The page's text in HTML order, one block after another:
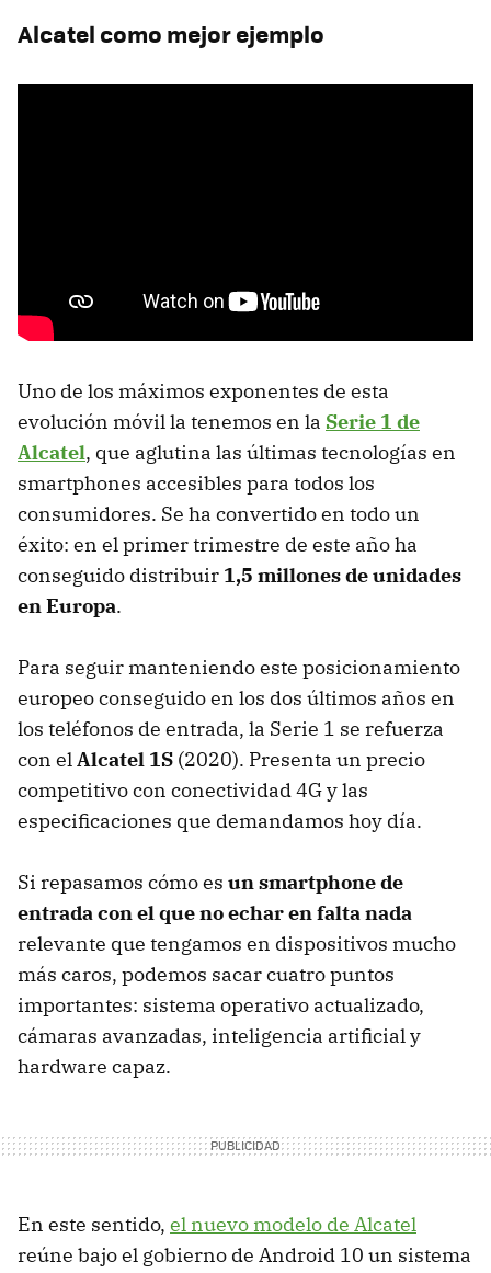
Alcatel como mejor ejemplo
Uno de los máximos exponentes de esta
evolución móvil la tenemos en la Serie 1 de
Alcatel, que aglutina las últimas tecnologías en
smartphones accesibles para todos los
consumidores. Se ha convertido en todo un
éxito: en el primer trimestre de este año ha
conseguido distribuir 1,5 millones de unidades
en Europa.
Para seguir manteniendo este posicionamiento
europeo conseguido en los dos últimos años en
los teléfonos de entrada, la Serie 1 se refuerza
con elAlcatel 1S (2020). Presenta un precio
competitivo con conectividad 4G y las
especificaciones que demandamos hoy día.
Si repasamos cómo es un smartphone de
entrada con el que no echar en falta nada
relevante que tengamos en dispositivos mucho
más caros, podemos sacar cuatro puntos
importantes: sistema operativo actualizado,
cámaras avanzadas, inteligencia artificial y
hardware capaz.
En este sentido, el nuevo modelo de Alcatel
reúne bajo el gobierno de Android 10 un sistema